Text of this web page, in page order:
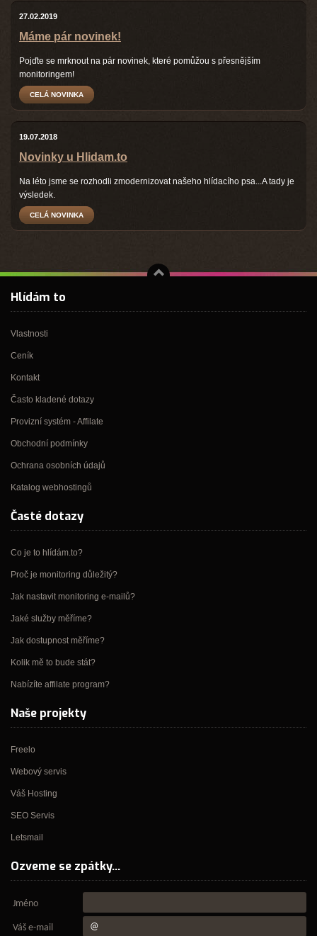
27.02.2019
Máme pár novinek!
Pojďte se mrknout na pár novinek, které pomůžou s přesnějším
monitoringem!
CELÁ NOVINKA
19.07.2018
Novinky u Hlidam.to
Na léto jsme se rozhodli zmodernizovat našeho hlídacího psa...A tady je
výsledek.
CELÁ NOVINKA
↑
Hlídám to
Vlastnosti
Ceník
Kontakt
Často kladené dotazy
Provizní systém - Affilate
Obchodní podmínky
Ochrana osobních údajů
Katalog webhostingů
Časté dotazy
Co je to hlídám.to?
Proč je monitoring důležitý?
Jak nastavit monitoring e-mailů?
Jaké služby měříme?
Jak dostupnost měříme?
Kolik mě to bude stát?
Nabízíte affilate program?
Naše projekty
Freelo
Webový servis
Váš Hosting
SEO Servis
Letsmail
Ozveme se zpátky...
Jméno
Váš e-mail